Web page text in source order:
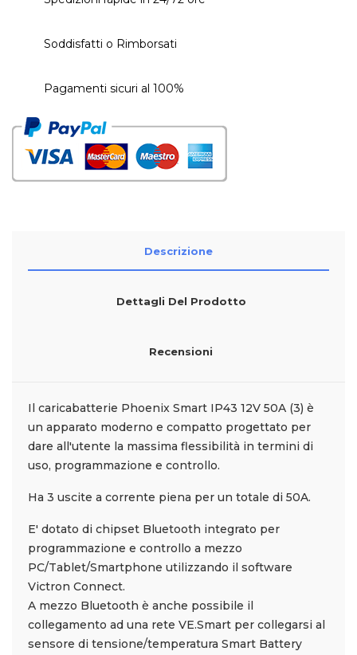
Soddisfatti o Rimborsati
Pagamenti sicuri al 100%
Descrizione
Dettagli Del Prodotto
Recensioni
Il caricabatterie Phoenix Smart IP43 12V 50A (3) è
un apparato moderno e compatto progettato per
dare all'utente la massima flessibilità in termini di
uso, programmazione e controllo.
Ha 3 uscite a corrente piena per un totale di 50A.
E' dotato di chipset Bluetooth integrato per
programmazione e controllo a mezzo
PC/Tablet/Smartphone utilizzando il software
Victron Connect.
A mezzo Bluetooth è anche possibile il
collegamento ad una rete VE.Smart per collegarsi al
sensore di tensione/temperatura Smart Battery